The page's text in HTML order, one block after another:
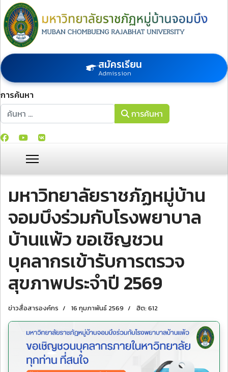
สมัครเรียน
Admission
การค้นหา
การค้นหา
การค้นหา
มหาวิทยาลัยราชภัฏหมู่บ้าน
จอมบึงร่วมกับโรงพยาบาล
บ้านแพ้ว ขอเชิญชวน
บุคลากรเข้ารับการตรวจ
สุขภาพประจำปี 2569
ข่าวสื่อสารองค์กร 16 กุมภาพันธ์ 2569 ฮิต: 612